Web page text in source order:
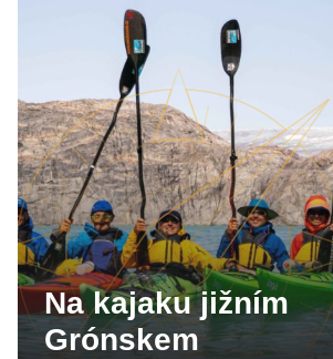
Na kajaku jižním
Grónskem